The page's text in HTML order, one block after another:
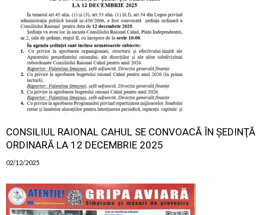
CONSILIUL RAIONAL CAHUL SE CONVOACĂ ÎN ŞEDINŢĂ
ORDINARĂ LA 12 DECEMBRIE 2025
02/12/2025